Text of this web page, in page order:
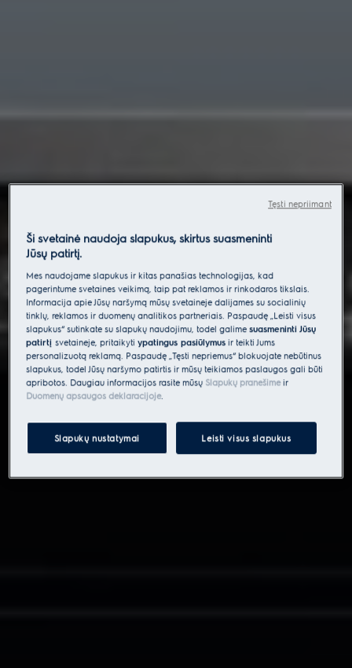
Ši svetainė naudoja slapukus, skirtus suasmeninti
Jūsų patirtį.
Mes naudojame slapukus ir kitas panašias technologijas, kad
pagerintume svetainės veikimą, taip pat reklamos ir rinkodaros tikslais.
Informacija apie Jūsų naršymą mūsų svetainėje dalijamės su socialinių
tinklų, reklamos ir duomenų analitikos partneriais. Paspaudę „Leisti visus
slapukus“ sutinkate su slapukų naudojimu, todėl galimesuasmeninti Jūsų
patirtįsvetainėje, pritaikytiypatingus pasiūlymus ir teikti Jums
personalizuotą reklamą. Paspaudę „Tęsti nepriėmus“ blokuojate nebūtinus
slapukus, todėl Jūsų naršymo patirtis ir mūsų teikiamos paslaugos gali būti
apribotos. Daugiau informacijos rasite mūsų Slapukų pranešimeir
Duomenų apsaugos deklaracijoje.
Slapukų nustatymai Leisti visus slapukus
Tęsti nepriimant